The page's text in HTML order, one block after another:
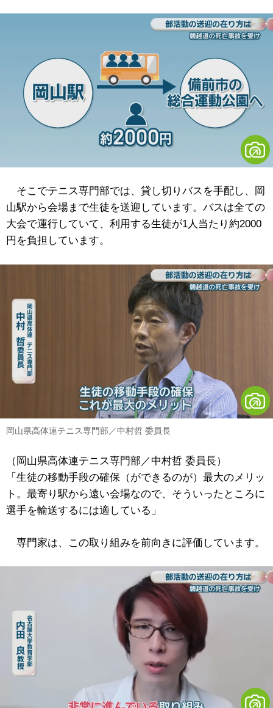
そこでテニス専門部では、貸し切りバスを手配し、岡
山駅から会場まで生徒を送迎しています。バスは全ての
大会で運行していて、利用する生徒が1人当たり約2000
円を負担しています。
岡山県高体連テニス専門部／中村哲 委員長
（岡山県高体連テニス専門部／中村哲 委員長）
「生徒の移動手段の確保（ができるのが）最大のメリッ
ト。最寄り駅から遠い会場なので、そういったところに
選手を輸送するには適している」
専門家は、この取り組みを前向きに評価しています。